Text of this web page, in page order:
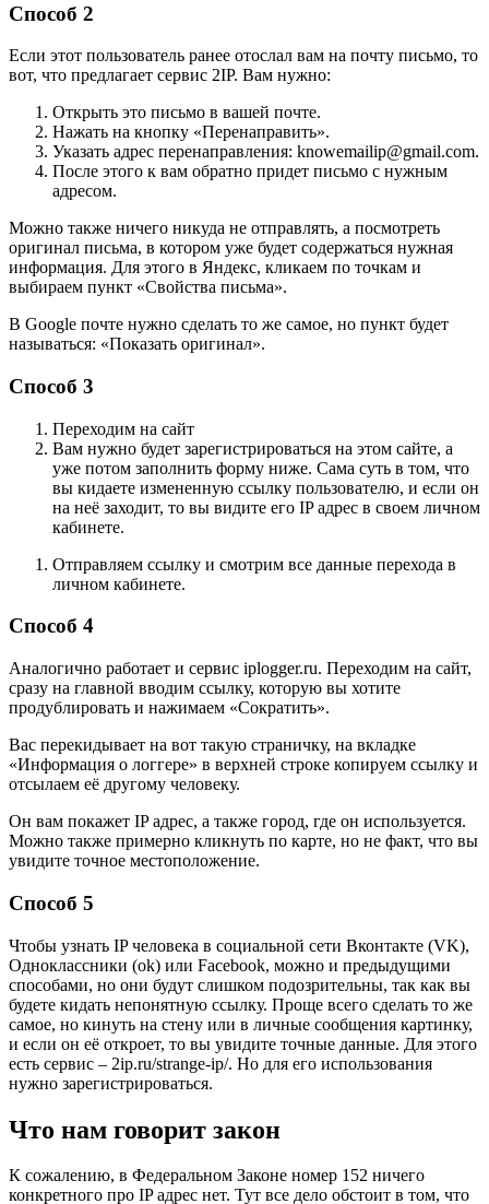
Способ 2
Если этот пользователь ранее отослал вам на почту письмо, то
вот, что предлагает сервис 2IP. Вам нужно:
Открыть это письмо в вашей почте.
Нажать на кнопку «Перенаправить».
Указать адрес перенаправления: knowemailip@gmail.com.
После этого к вам обратно придет письмо с нужным
адресом.
Можно также ничего никуда не отправлять, а посмотреть
оригинал письма, в котором уже будет содержаться нужная
информация. Для этого в Яндекс, кликаем по точкам и
выбираем пункт «Свойства письма».
В Google почте нужно сделать то же самое, но пункт будет
называться: «Показать оригинал».
Способ 3
Переходим на сайт
Вам нужно будет зарегистрироваться на этом сайте, а
уже потом заполнить форму ниже. Сама суть в том, что
вы кидаете измененную ссылку пользователю, и если он
на неё заходит, то вы видите его IP адрес в своем личном
кабинете.
Отправляем ссылку и смотрим все данные перехода в
личном кабинете.
Способ 4
Аналогично работает и сервис iplogger.ru. Переходим на сайт,
сразу на главной вводим ссылку, которую вы хотите
продублировать и нажимаем «Сократить».
Вас перекидывает на вот такую страничку, на вкладке
«Информация о логгере» в верхней строке копируем ссылку и
отсылаем её другому человеку.
Он вам покажет IP адрес, а также город, где он используется.
Можно также примерно кликнуть по карте, но не факт, что вы
увидите точное местоположение.
Способ 5
Чтобы узнать IP человека в социальной сети Вконтакте (VK),
Одноклассники (ok) или Facebook, можно и предыдущими
способами, но они будут слишком подозрительны, так как вы
будете кидать непонятную ссылку. Проще всего сделать то же
самое, но кинуть на стену или в личные сообщения картинку,
и если он её откроет, то вы увидите точные данные. Для этого
есть сервис – 2ip.ru/strange-ip/. Но для его использования
нужно зарегистрироваться.
Что нам говорит закон
К сожалению, в Федеральном Законе номер 152 ничего
конкретного про IP адрес нет. Тут все дело обстоит в том, что